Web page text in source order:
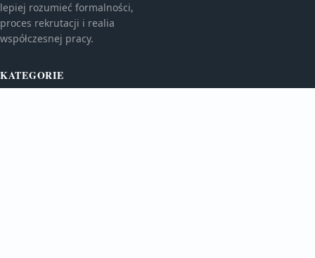
lepiej rozumieć formalności,
proces rekrutacji i realia
współczesnej pracy.
KATEGORIE